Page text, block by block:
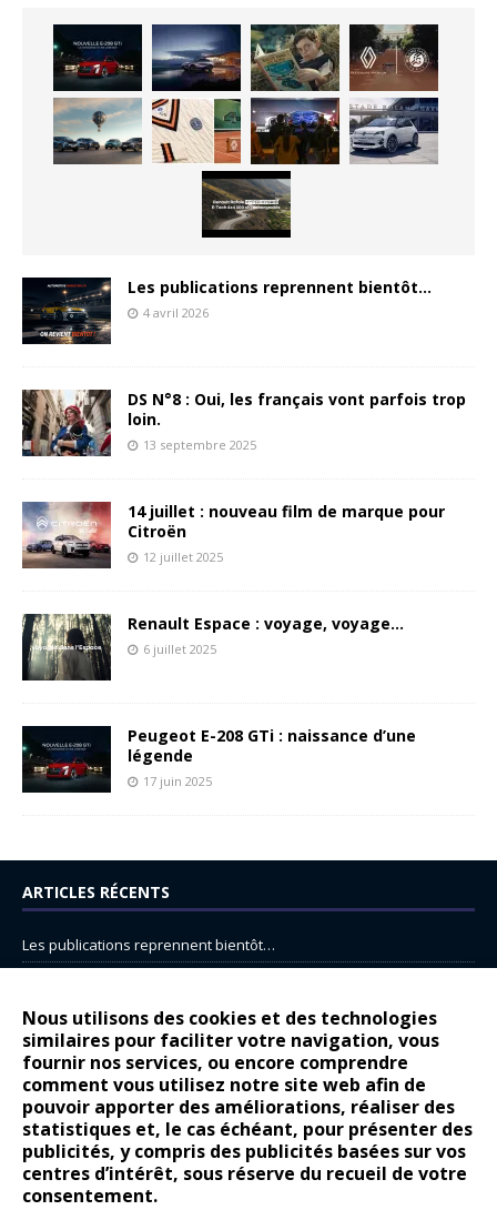
Nous utilisons des cookies et des technologies
similaires pour faciliter votre navigation, vous
fournir nos services, ou encore comprendre
comment vous utilisez notre site web afin de
pouvoir apporter des améliorations, réaliser des
statistiques et, le cas échéant, pour présenter des
publicités, y compris des publicités basées sur vos
centres d’intérêt, sous réserve du recueil de votre
consentement.
Les publications reprennent bientôt…
4 avril 2026
DS N°8 : Oui, les français vont parfois trop
loin.
13 septembre 2025
14 juillet : nouveau film de marque pour
Citroën
12 juillet 2025
Renault Espace : voyage, voyage…
6 juillet 2025
Peugeot E-208 GTi : naissance d’une
légende
17 juin 2025
ARTICLES RÉCENTS
Les publications reprennent bientôt…
14 juillet : nouveau film de marque pour Citroën
Renault Espace : voyage, voyage…
Peugeot E-208 GTi : naissance d’une légende
COMMENTAIRES RÉCENTS
Bernard DardartdansDacia Sandero : pour les gens vrais